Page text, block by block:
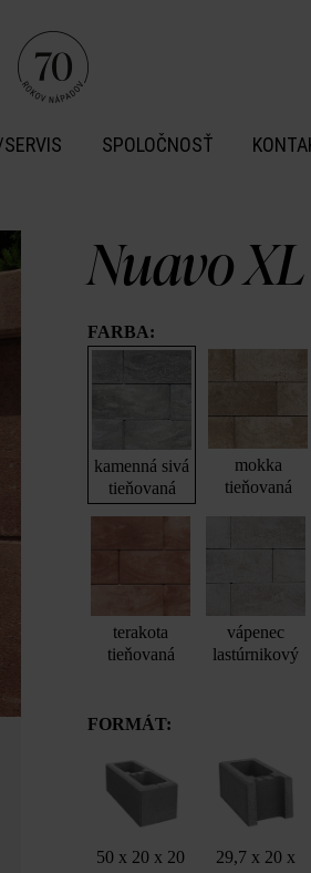
SPOLOČNOSŤ
Nuavo
FARBA:
kamenná sivá
tieňovaná
mokka
tieňovaná
terakota
tieňovaná
vápenec
lastúrnikový
FORMÁT:
50 x 20 x 20
29,7 x 20 x